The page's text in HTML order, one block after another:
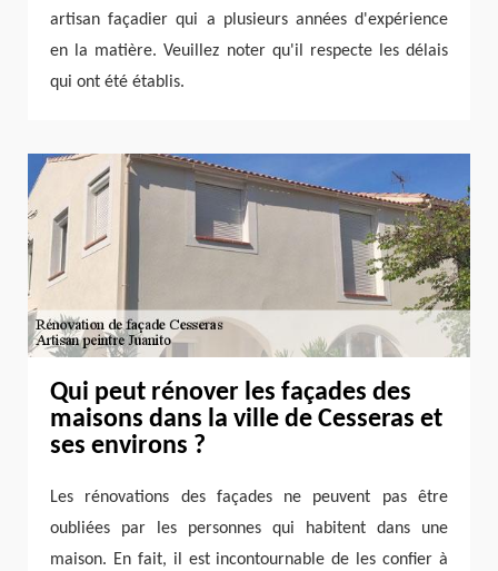
artisan façadier qui a plusieurs années d'expérience
en la matière. Veuillez noter qu'il respecte les délais
qui ont été établis.
Qui peut rénover les façades des
maisons dans la ville de Cesseras et
ses environs ?
Les rénovations des façades ne peuvent pas être
oubliées par les personnes qui habitent dans une
maison. En fait, il est incontournable de les confier à